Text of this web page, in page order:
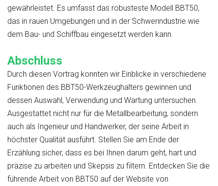
gewährleistet. Es umfasst das robusteste Modell BBT50,
das in rauen Umgebungen und in der Schwerindustrie wie
dem Bau- und Schiffbau eingesetzt werden kann.
Abschluss
Durch diesen Vortrag konnten wir Einblicke in verschiedene
Funktionen des BBT50-Werkzeughalters gewinnen und
dessen Auswahl, Verwendung und Wartung untersuchen.
Ausgestattet nicht nur für die Metallbearbeitung, sondern
auch als Ingenieur und Handwerker, der seine Arbeit in
höchster Qualität ausführt. Stellen Sie am Ende der
Erzählung sicher, dass es bei Ihnen darum geht, hart und
präzise zu arbeiten und Skepsis zu filtern. Entdecken Sie die
führende Arbeit von BBT50 auf der Website von